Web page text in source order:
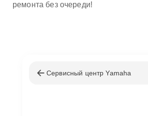
ремонта без очереди!
Сервисный центр Yamaha